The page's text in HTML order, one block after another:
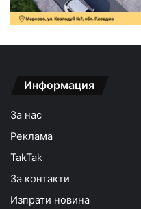
Информация
За нас
Реклама
TakTak
За контакти
Изпрати новина